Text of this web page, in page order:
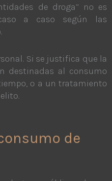
de droga” no es
a caso según las
Si se justifica que la
destinadas al consumo
o a un tratamiento
de